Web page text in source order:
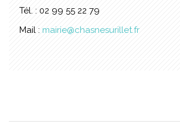
Tél. : 02 99 55 22 79
Mail : mairie@chasnesurillet.fr